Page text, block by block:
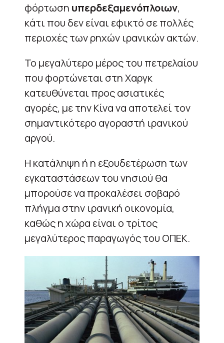
φόρτωση υπερδεξαμενόπλοιων,
κάτι που δεν είναι εφικτό σε πολλές
περιοχές των ρηχών ιρανικών ακτών.
Το μεγαλύτερο μέρος του πετρελαίου
που φορτώνεται στη Χαργκ
κατευθύνεται προς ασιατικές
αγορές, με την Κίνα να αποτελεί τον
σημαντικότερο αγοραστή ιρανικού
αργού.
Η κατάληψη ή η εξουδετέρωση των
εγκαταστάσεων του νησιού θα
μπορούσε να προκαλέσει σοβαρό
πλήγμα στην ιρανική οικονομία,
καθώς η χώρα είναι ο τρίτος
μεγαλύτερος παραγωγός του ΟΠΕΚ.